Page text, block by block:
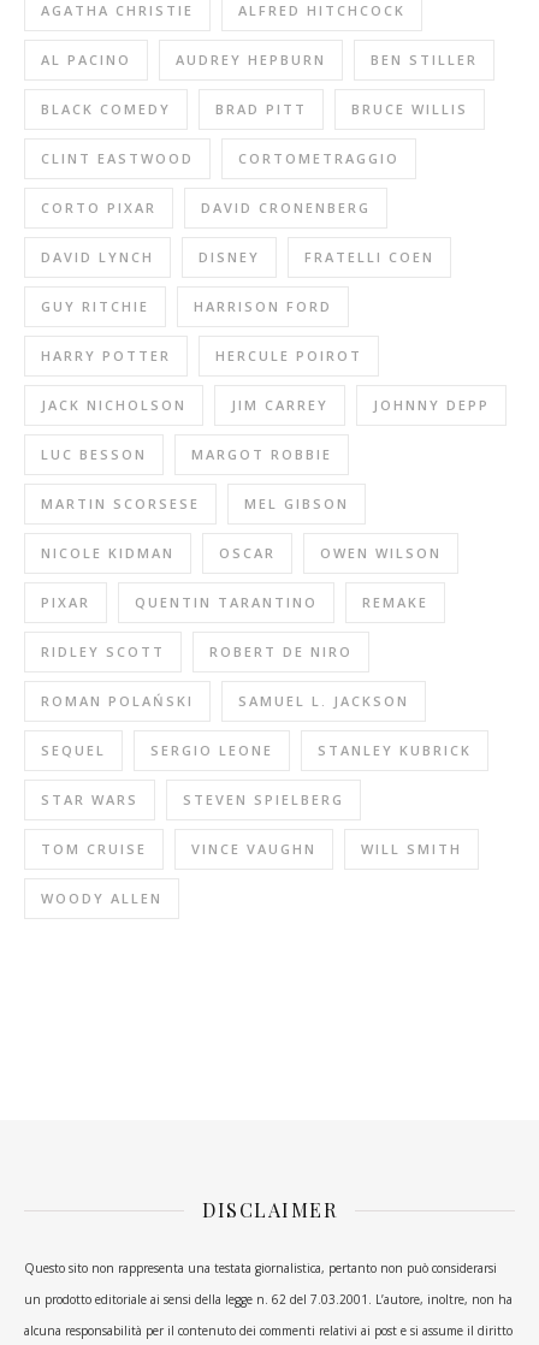
AGATHA CHRISTIE ALFRED HITCHCOCK
AL PACINO AUDREY HEPBURN BEN STILLER
BLACK COMEDY BRAD PITT BRUCE WILLIS
CLINT EASTWOOD CORTOMETRAGGIO
CORTO PIXAR DAVID CRONENBERG
DAVID LYNCH DISNEY FRATELLI COEN
GUY RITCHIE HARRISON FORD
HARRY POTTER HERCULE POIROT
JACK NICHOLSON JIM CARREY JOHNNY DEPP
LUC BESSON MARGOT ROBBIE
MARTIN SCORSESE MEL GIBSON
NICOLE KIDMAN OSCAR OWEN WILSON
PIXAR QUENTIN TARANTINO REMAKE
RIDLEY SCOTT ROBERT DE NIRO
ROMAN POLAŃSKI SAMUEL L. JACKSON
SEQUEL SERGIO LEONE STANLEY KUBRICK
STAR WARS STEVEN SPIELBERG
TOM CRUISE VINCE VAUGHN WILL SMITH
WOODY ALLEN
DISCLAIMER
Questo sito non rappresenta una testata giornalistica, pertanto non può considerarsi
un prodotto editoriale ai sensi della legge n. 62 del 7.03.2001. L’autore, inoltre, non ha
alcuna responsabilità per il contenuto dei commenti relativi ai post e si assume il diritto